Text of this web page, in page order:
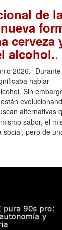
de
cerveza
alcohol..
2026.-
hablar
Sin
alternativas
sabor, el
social, pero de